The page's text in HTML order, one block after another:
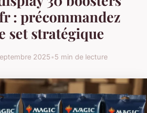
: précommandez
set stratégique
2025•5 min de lecture